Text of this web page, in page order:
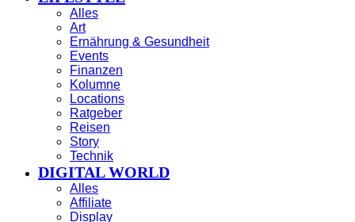
Alles
Art
Ernährung & Gesundheit
Events
Finanzen
Kolumne
Locations
Ratgeber
Reisen
Story
Technik
DIGITAL WORLD
Alles
Affiliate
Display